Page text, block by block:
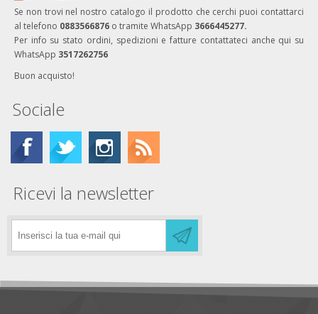
Se non trovi nel nostro catalogo il prodotto che cerchi puoi contattarci
al telefono 0883566876 o tramite WhatsApp 3666445277.
Per info su stato ordini, spedizioni e fatture contattateci anche qui su
WhatsApp 3517262756
Buon acquisto!
Sociale
Ricevi la newsletter